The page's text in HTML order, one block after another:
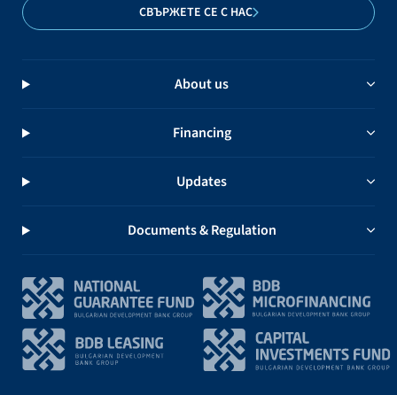
СВЪРЖЕТЕ СЕ С НАС
About us
Financing
Updates
Documents & Regulation